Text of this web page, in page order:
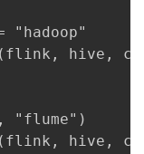
"hadoop"
hive,
"flume")
hive,